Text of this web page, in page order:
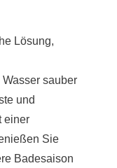
Lösung,
sauber
und
einer
Sie
Badesaison